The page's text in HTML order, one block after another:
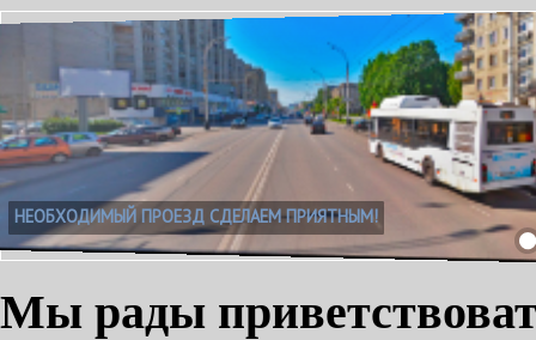
НЕОБХОДИМЫЙ ПРОЕЗД СДЕЛАЕМ ПРИЯТНЫМ!
Мы рады